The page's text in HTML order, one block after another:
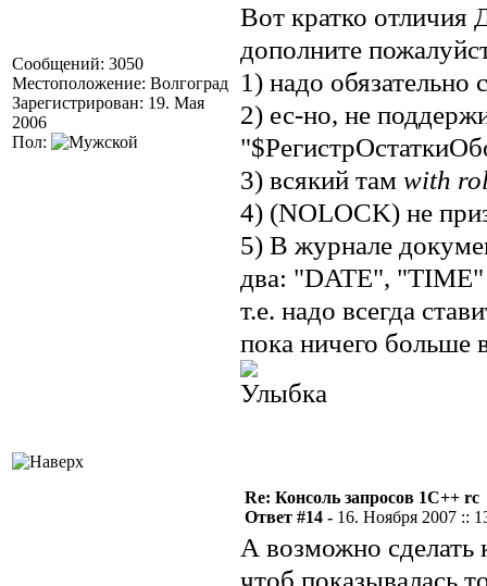
Сообщений: 3050
Местоположение: Волгоград
Зарегистрирован: 19. Мая
2006
Пол:
Вот кратко отличия
дополните
1) надо обязательно
2) ес-но, не
3) всякий там with
4) (NOLOCK) не
5) В журнале
два: "DATE", "TIME"
т.е. надо всегда
пока ничего
Re: Консоль запросов 1С++ rc
Ответ #14 - 16. Ноября 2007 ::
А возможно сделать